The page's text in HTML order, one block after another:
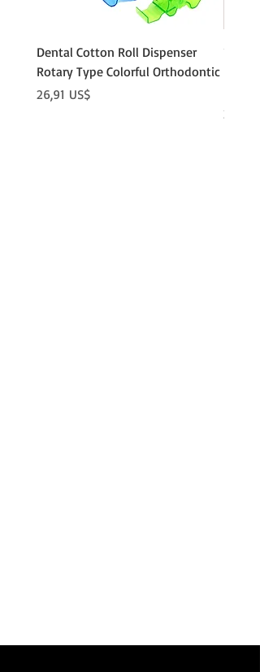
Dental Cotton Roll Dispenser
Rotary Type Colorful Orthodontic
Precio
26,91 US$
Precio
21,86